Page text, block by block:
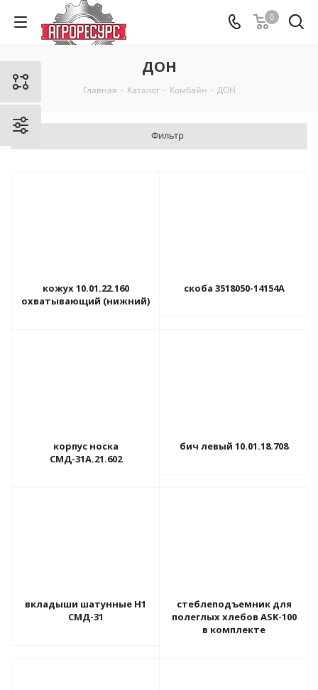
0
ДОН
Главная - Каталог - Комбайн - ДОН
Фильтр
кожух 10.01.22.160
охватывающий (нижний)
скоба 3518050-14154А
корпус носка
СМД-31А.21.602
бич левый 10.01.18.708
вкладыши шатунные Н1
СМД-31
стеблеподъемник для
полеглых хлебов ASK-100
в комплекте